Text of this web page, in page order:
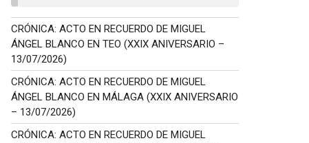
CRÓNICA: ACTO EN RECUERDO DE MIGUEL
ÁNGEL BLANCO EN TEO (XXIX ANIVERSARIO –
13/07/2026)
CRÓNICA: ACTO EN RECUERDO DE MIGUEL
ÁNGEL BLANCO EN MÁLAGA (XXIX ANIVERSARIO
– 13/07/2026)
CRÓNICA: ACTO EN RECUERDO DE MIGUEL